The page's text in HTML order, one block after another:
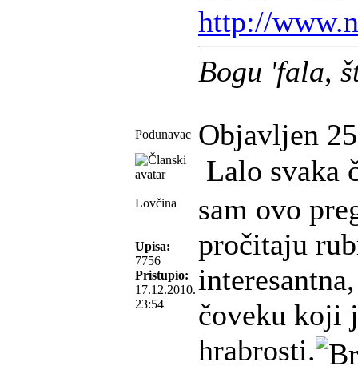
http://
Bogu 'fala,
Podunavac Objavljen
Lovčina
Upisa:
7756
Pristupio:
17.12.2010.
23:54
Lalo svaka
sam ovo
pročitaju
čoveku koji
hrabrosti.